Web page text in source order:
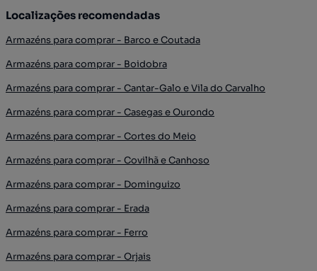
Localizações recomendadas
Armazéns para comprar - Barco e Coutada
Armazéns para comprar - Boidobra
Armazéns para comprar - Cantar-Galo e Vila do Carvalho
Armazéns para comprar - Casegas e Ourondo
Armazéns para comprar - Cortes do Meio
Armazéns para comprar - Covilhã e Canhoso
Armazéns para comprar - Dominguizo
Armazéns para comprar - Erada
Armazéns para comprar - Ferro
Armazéns para comprar - Orjais